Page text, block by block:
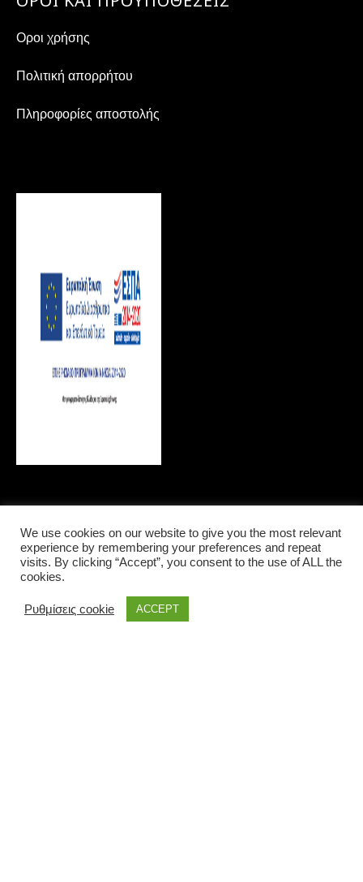
Οροι χρήσης
Πολιτική απορρήτου
Πληροφορίες αποστολής
LOCAL INFORMATIONS
We use cookies on our website to give you the most relevant
experience by remembering your preferences and repeat
visits. By clicking “Accept”, you consent to the use of ALL the
cookies.
Ρυθμίσεις cookie ACCEPT